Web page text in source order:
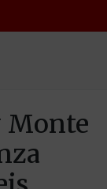
Monte